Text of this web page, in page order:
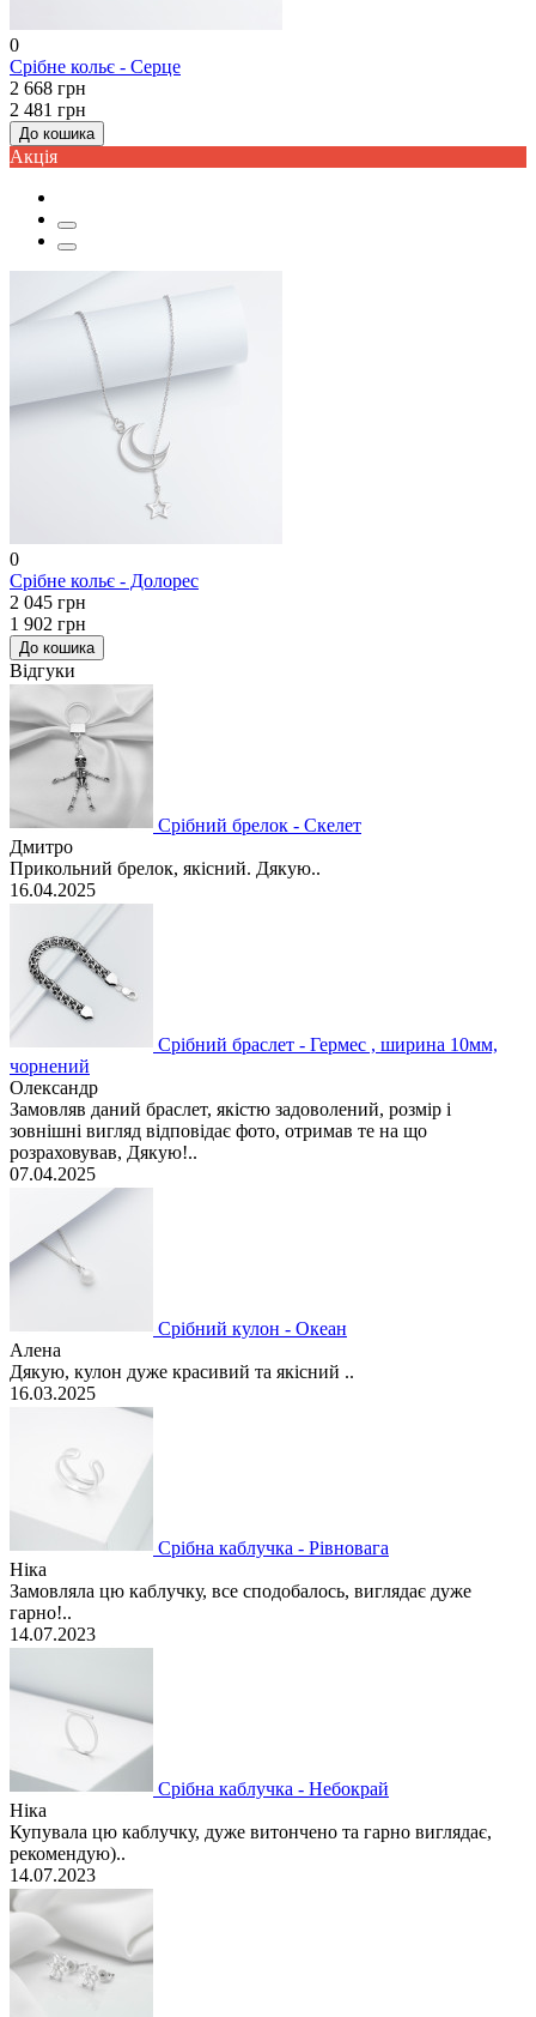
0
Срібне кольє - Серце
2 668 грн
2 481 грн
До кошика
Акцiя
0
Срібне кольє - Долорес
2 045 грн
1 902 грн
До кошика
Відгуки
Срібний брелок - Скелет
Дмитро
Прикольний брелок, якісний. Дякую..
16.04.2025
Срібний браслет - Гермес , ширина 10мм,
чорнений
Олександр
Замовляв даний браслет, якістю задоволений, розмір і
зовнішні вигляд відповідає фото, отримав те на що
розраховував, Дякую!..
07.04.2025
Срібний кулон - Океан
Алена
Дякую, кулон дуже красивий та якісний ..
16.03.2025
Срібна каблучка - Рівновага
Ніка
Замовляла цю каблучку, все сподобалось, виглядає дуже
гарно!..
14.07.2023
Срібна каблучка - Небокрай
Ніка
Купувала цю каблучку, дуже витончено та гарно виглядає,
рекомендую)..
14.07.2023